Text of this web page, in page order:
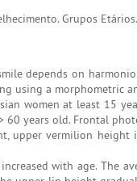
Grupos Etários.
depends on
using a morphometric
women at least 15
60 years old. Frontal
upper vermilion
with age. The